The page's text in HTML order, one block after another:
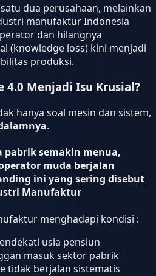
dua perusahaan, melainkan
manufaktur Indonesia
dan hilangnya
(knowledge loss) kini menjadi
produksi.
4.0 Menjadi Isu Krusial?
hanya soal mesin dan sistem,
.
pabrik semakin menua,
muda berjalan
ini yang sering disebut
Manufaktur
menghadapi kondisi :
usia pensiun
masuk sektor pabrik
tidak berjalan sistematis